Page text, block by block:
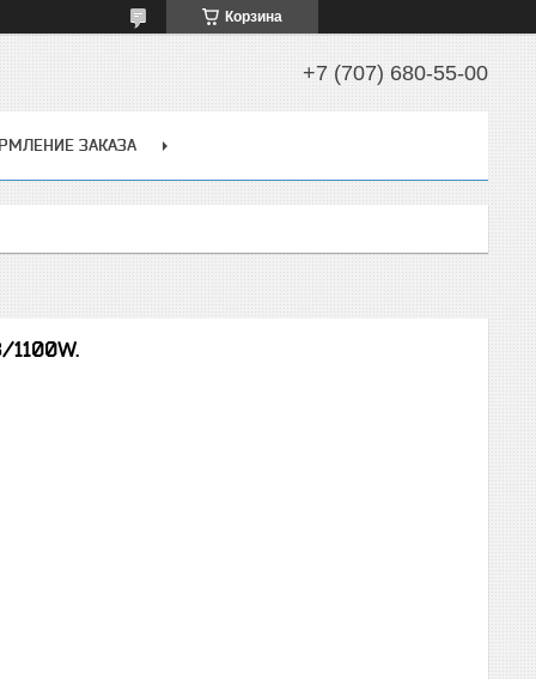
Корзина
+7 (707) 680-55-00
ЗАКАЗА
1100W.